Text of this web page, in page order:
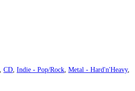
, CD, Indie - Pop/Rock, Metal - Hard'n'Heavy,